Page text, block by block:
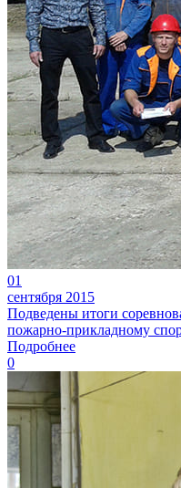
01
сентября 2015
Подведены итоги
пожарно-прикладному
Подробнее
0